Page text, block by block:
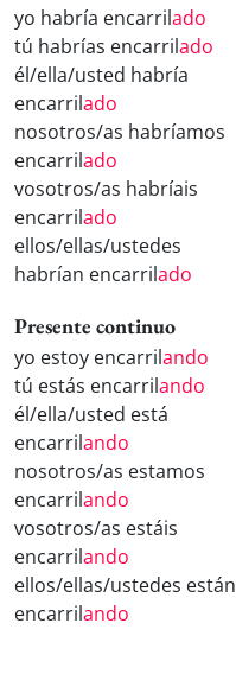
yo habría encarrilado
tú habrías encarrilado
él/ella/usted habría
encarrilado
nosotros/as habríamos
encarrilado
vosotros/as habríais
encarrilado
ellos/ellas/ustedes
habrían encarrilado
Presente continuo
yo estoy encarrilando
tú estás encarrilando
él/ella/usted está
encarrilando
nosotros/as estamos
encarrilando
vosotros/as estáis
encarrilando
ellos/ellas/ustedes están
encarrilando